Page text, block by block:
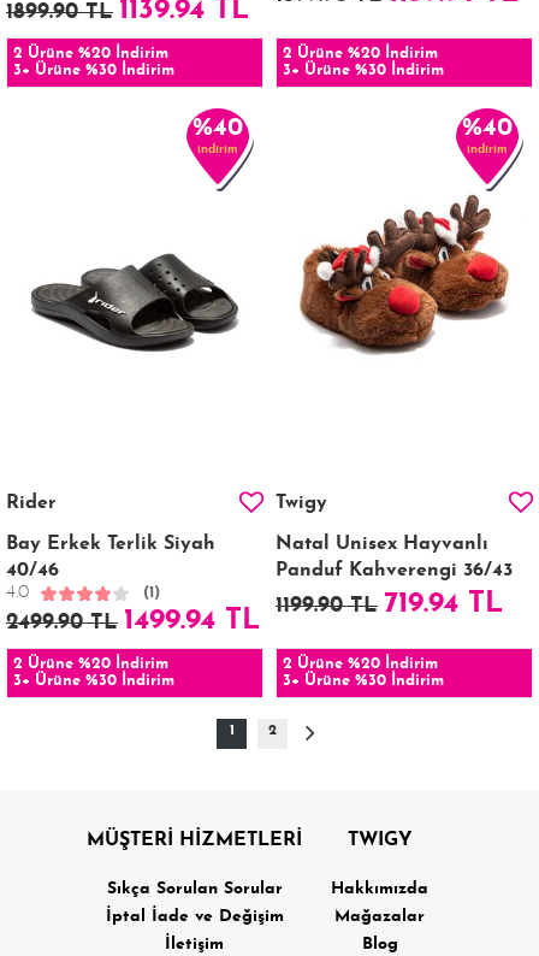
1899.90 TL 1139.94 TL
2 Ürüne %20 İndirim
3+ Ürüne %30 İndirim
2 Ürüne %20 İndirim
3+ Ürüne %30 İndirim
%40
indirim
Rider
Bay Erkek Terlik Siyah
40/46
4.0 (1)
2499.90 TL 1499.94 TL
2 Ürüne %20 İndirim
3+ Ürüne %30 İndirim
%40
indirim
Twigy
Natal Unisex Hayvanlı
Panduf Kahverengi 36/43
1199.90 TL 719.94 TL
2 Ürüne %20 İndirim
3+ Ürüne %30 İndirim
1 2
MÜŞTERİ HİZMETLERİ
Sıkça Sorulan Sorular
İptal İade ve Değişim
İletişim
TWIGY
Hakkımızda
Mağazalar
Blog